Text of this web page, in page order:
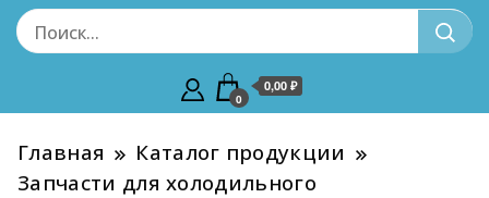
0
0,00 ₽
Главная
Каталог продукции
Запчасти для холодильного